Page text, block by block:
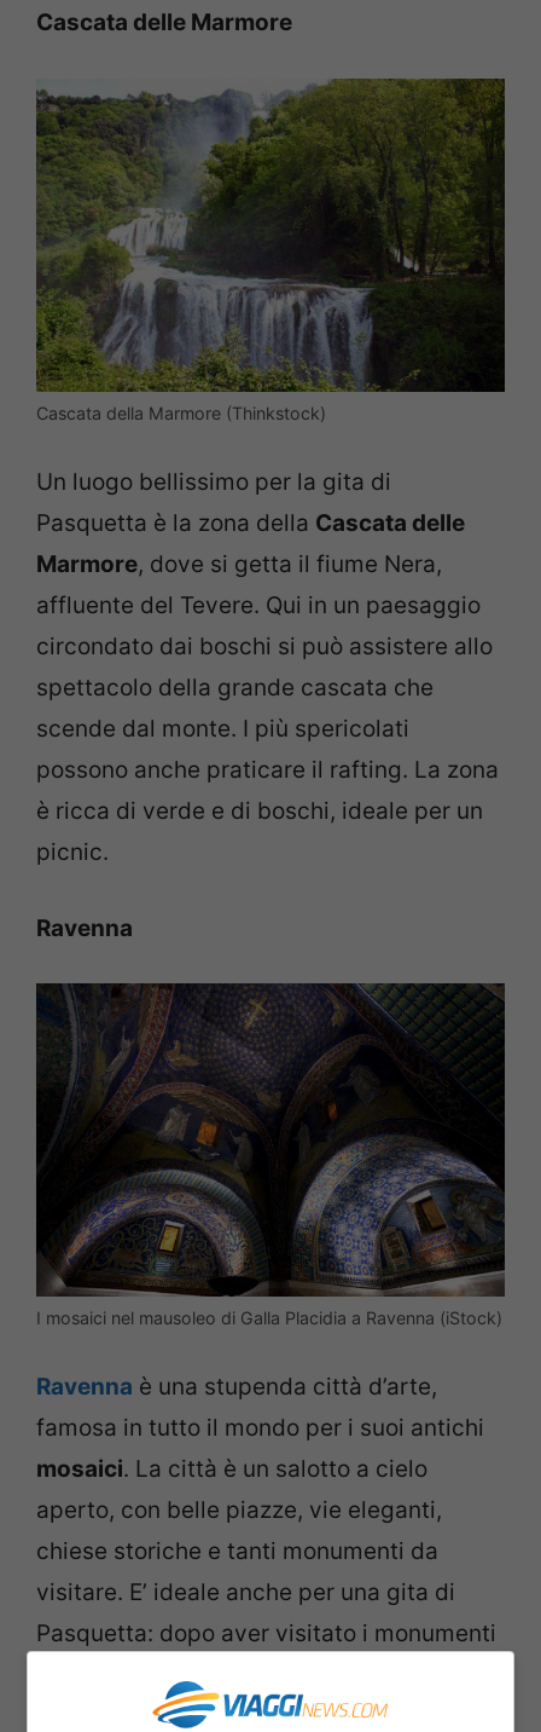
Cascata delle Marmore
Cascata della Marmore (Thinkstock)
Un luogo bellissimo per la gita di
Pasquetta è la zona della Cascata delle
Marmore, dove si getta il fiume Nera,
affluente del Tevere. Qui in un paesaggio
circondato dai boschi si può assistere allo
spettacolo della grande cascata che
scende dal monte. I più spericolati
possono anche praticare il rafting. La zona
è ricca di verde e di boschi, ideale per un
picnic.
Ravenna
I mosaici nel mausoleo di Galla Placidia a Ravenna (iStock)
Ravenna è una stupenda città d’arte,
famosa in tutto il mondo per i suoi antichi
mosaici. La città è un salotto a cielo
aperto, con belle piazze, vie eleganti,
chiese storiche e tanti monumenti da
visitare. E’ ideale anche per una gita di
Pasquetta: dopo aver visitato i monumenti
Patrimonio Unesco potete andare a fare il
picnic nella vicina pineta sul mare. Una